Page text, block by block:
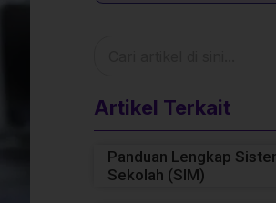
Artikel Terkait
Panduan Lengkap
Sekolah (SIM)